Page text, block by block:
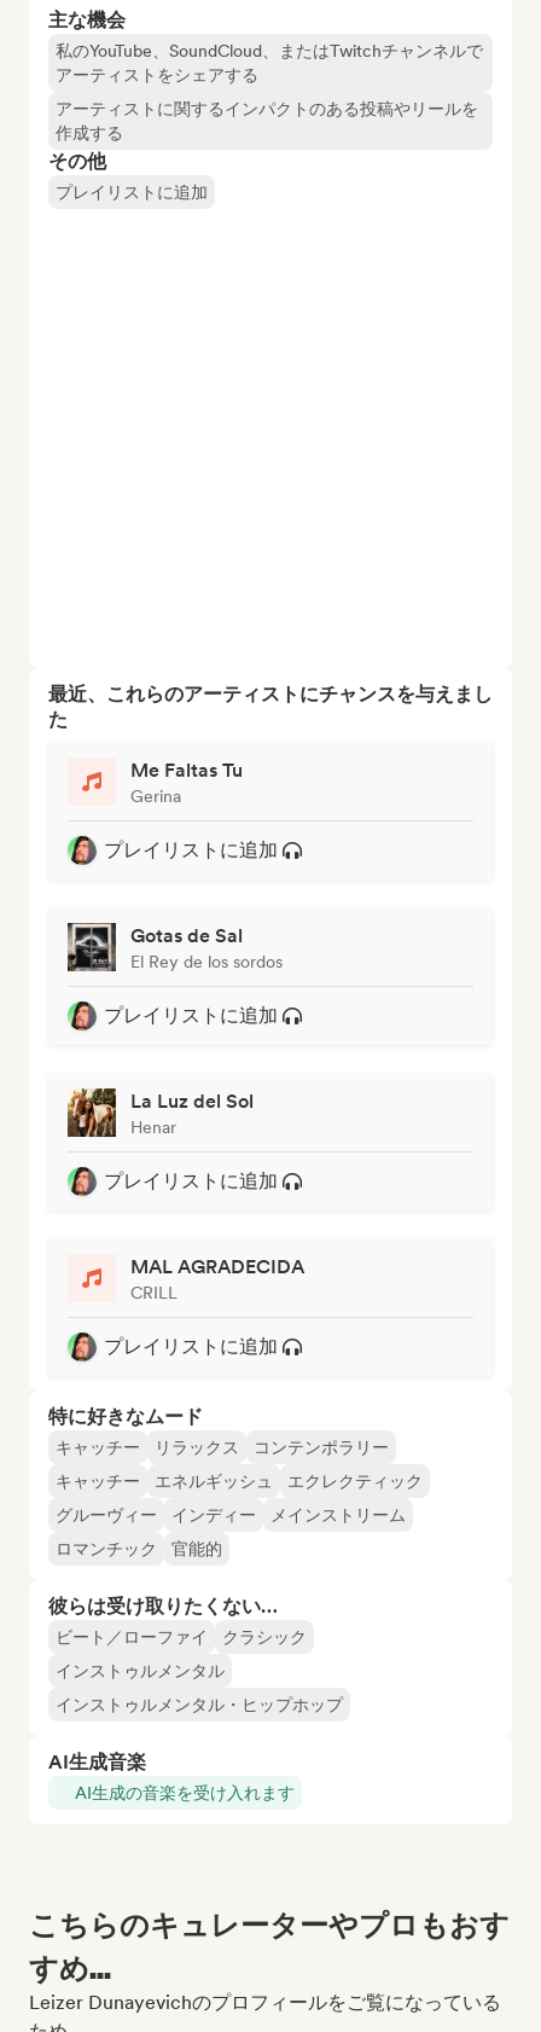
主な機会
私のYouTube、SoundCloud、またはTwitchチャンネルで
アーティストをシェアする
アーティストに関するインパクトのある投稿やリールを
作成する
その他
プレイリストに追加
最近、これらのアーティストにチャンスを与えまし
た
Me Faltas Tu
Gerina
プレイリストに追加
Gotas de Sal
El Rey de los sordos
プレイリストに追加
La Luz del Sol
Henar
プレイリストに追加
MAL AGRADECIDA
CRILL
プレイリストに追加
特に好きなムード
キャッチー リラックス
コンテンポラリー
キャッチー
エネルギッシュ
エクレクティック
グルーヴィー
インディー
メインストリーム
ロマンチック
官能的
彼らは受け取りたくない…
ビート／ローファイ
クラシック
インストゥルメンタル
インストゥルメンタル・ヒップホップ
AI生成音楽
AI生成の音楽を受け入れます
こちらのキュレーターやプロもおす
すめ...
Leizer Dunayevichのプロフィールをご覧になっている